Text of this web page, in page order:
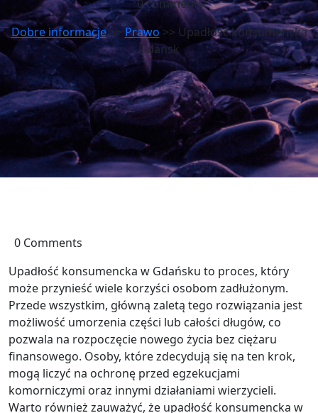
0 comments
Dobre informacje>>Prawo >> Upadłość konsumencka
Gdańsk
0 Comments
Upadłość konsumencka w Gdańsku to proces, który
może przynieść wiele korzyści osobom zadłużonym.
Przede wszystkim, główną zaletą tego rozwiązania jest
możliwość umorzenia części lub całości długów, co
pozwala na rozpoczęcie nowego życia bez ciężaru
finansowego. Osoby, które zdecydują się na ten krok,
mogą liczyć na ochronę przed egzekucjami
komorniczymi oraz innymi działaniami wierzycieli.
Warto również zauważyć, że upadłość konsumencka w